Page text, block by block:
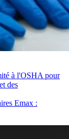
à l'OSHA pour
des
Emax :